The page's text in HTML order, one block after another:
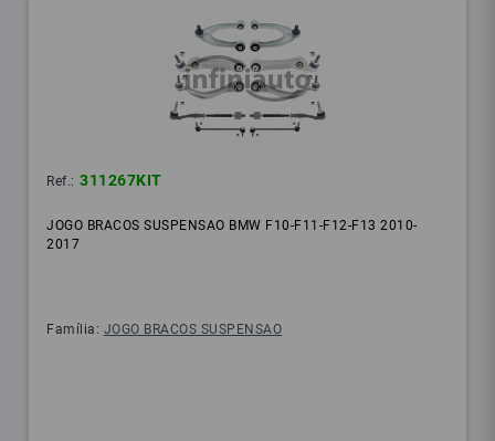
Ref.: 311267KIT
JOGO BRACOS SUSPENSAO BMW F10-F11-F12-F13 2010-
2017
Família: JOGO BRACOS SUSPENSAO